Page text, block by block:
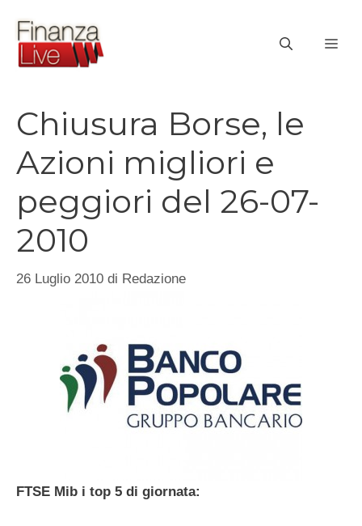
contenuto
Chiusura Borse, le
Azioni migliori e
peggiori del 26-07-
2010
26 Luglio 2010 di Redazione
FTSE Mib i top 5 di giornata: